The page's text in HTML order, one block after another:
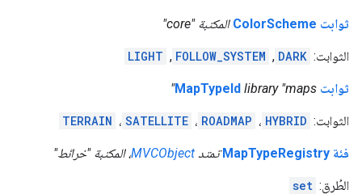
ثوابت ColorScheme المكتبة "core"
الثوابت: DARK
,
FOLLOW_SYSTEM
,
LIGHT
ثوابت MapTypeId library "maps"
الثوابت: HYBRID ، ROADMAP ، SATELLITE ، TERRAIN
فئة MapTypeRegistry تمتد MVCObject، المكتبة "خرائط"
الطُرق: set